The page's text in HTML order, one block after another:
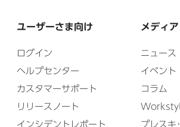
ユーザーさま向け
ログイン
ヘルプセンター
カスタマーサポート
リリースノート
インシデントレポート
メディア
ニュース
イベント
コラム
プレスキ